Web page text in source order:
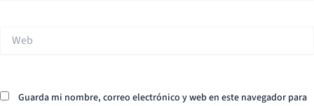
Web
Guarda mi nombre, correo electrónico y web en este navegador para